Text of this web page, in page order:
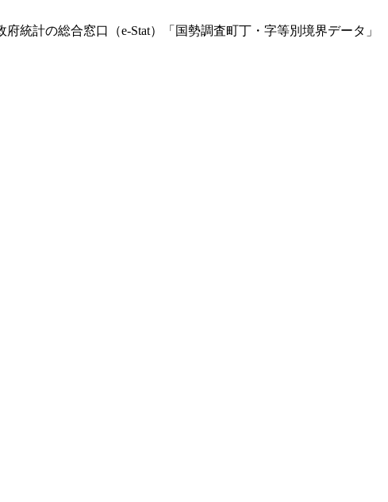
計の総合窓口（e-Stat）「国勢調査町丁・字等別境界データ」